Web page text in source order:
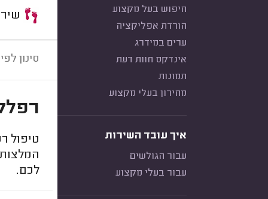
חיפוש בעל מקצוע
הורדת אפליקציה
ערים במידרג
אינדקס חוות דעת
תמונות
מחירון בעלי מקצוע
איך עובד השירות
עבור הגולשים
עבור בעלי מקצוע
סינון
טיפול
לכם.